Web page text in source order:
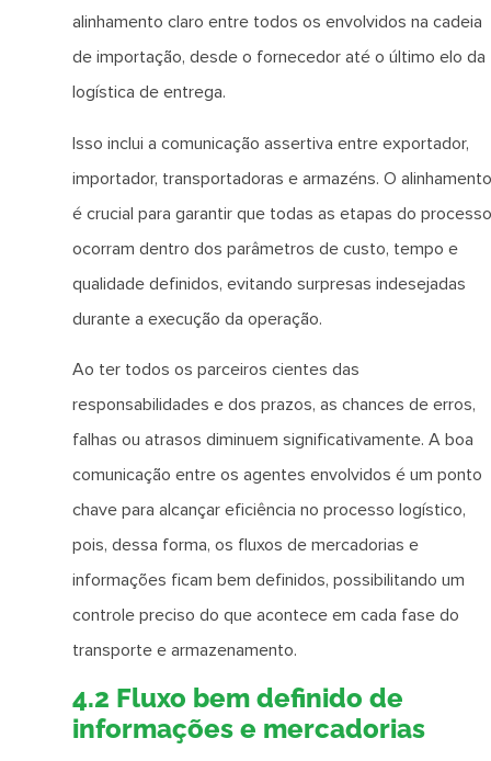
alinhamento claro entre todos os envolvidos na cadeia
de importação, desde o fornecedor até o último elo da
logística de entrega.
Isso inclui a comunicação assertiva entre exportador,
importador, transportadoras e armazéns. O alinhamento
é crucial para garantir que todas as etapas do processo
ocorram dentro dos parâmetros de custo, tempo e
qualidade definidos, evitando surpresas indesejadas
durante a execução da operação.
Ao ter todos os parceiros cientes das
responsabilidades e dos prazos, as chances de erros,
falhas ou atrasos diminuem significativamente. A boa
comunicação entre os agentes envolvidos é um ponto
chave para alcançar eficiência no processo logístico,
pois, dessa forma, os fluxos de mercadorias e
informações ficam bem definidos, possibilitando um
controle preciso do que acontece em cada fase do
transporte e armazenamento.
4.2 Fluxo bem definido de
informações e mercadorias